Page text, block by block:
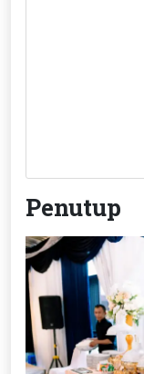
Penutup